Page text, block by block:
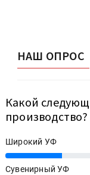
НАШ ОПРОС
Какой
производство?
Широкий УФ
25%
Сувенирный УФ